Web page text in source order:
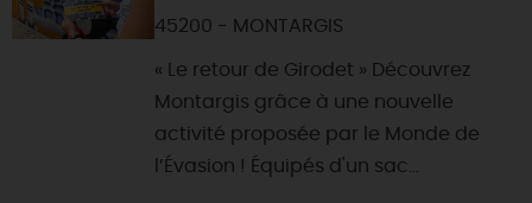
45200 - MONTARGIS
« Le retour de Girodet » Découvrez
Montargis grâce à une nouvelle
activité proposée par le Monde de
l’Évasion ! Équipés d'un sac...